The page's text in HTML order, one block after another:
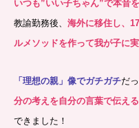
いつも”いい子ちゃん”で本音
教諭勤務後、 海外に移住し、
ルメソッドを作って我が子に
「理想の親」像でガチガチだ
分の考えを自分の言葉で伝え
できました！